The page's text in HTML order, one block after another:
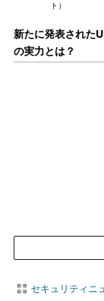
ト）
新たに発表され
の実力とは？
セキュリティニ